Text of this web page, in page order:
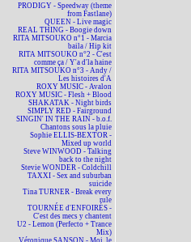
PRODIGY - Speedway (theme
from Fastlane)
QUEEN - Live magic
REAL THING - Boogie down
RITA MITSOUKO n°1 - Marcia
baila / Hip kit
RITA MITSOUKO n°2 - C'est
comme ça / Y'a d'la haine
RITA MITSOUKO n°3 - Andy /
Les histoires d'A
ROXY MUSIC - Avalon
ROXY MUSIC - Flesh + Blood
SHAKATAK - Night birds
SIMPLY RED - Fairground
SINGIN' IN THE RAIN - b.o.f.
Chantons sous la pluie
Sophie ELLIS-BEXTOR -
Mixed up world
Steve WINWOOD - Talking
back to the night
Stevie WONDER - Coldchill
TAXXI - Sex and suburban
suicide
Tina TURNER - Break every
rule
TOURNÉE d'ENFOIRÉS -
C'est des mecs y chantent
U2 - Lemon (Perfecto + Trance
Mix)
Véronique SANSON - Moi, le